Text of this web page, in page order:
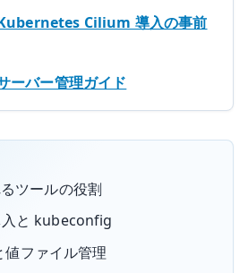
Cilium 導入の事前
バー管理ガイド
ツールの役割
と kubeconfig
値ファイル管理